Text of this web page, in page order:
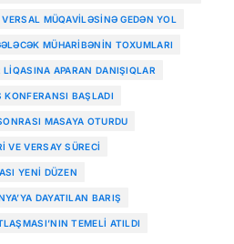
MÜQAVILƏSINƏ GEDƏN YOL
MÜHARIBƏNIN TOXUMLARI
APARAN DANIŞIQLAR
KONFERANSI BAŞLADI
MASAYA OTURDU
VE VERSAY SÜRECI
YENI DÜZEN
DAYATILAN BARIŞ
TEMELI ATILDI